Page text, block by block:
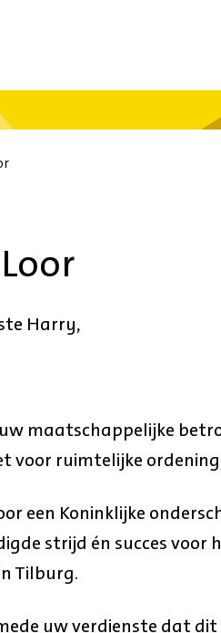
Harry,
maatschappelijke
voor ruimtelijke
een Koninklijke
strijd én succes voor
Tilburg.
uw verdienste dat